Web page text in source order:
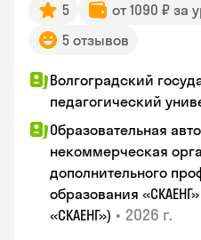
5 от 1090 ₽ за
5 отзывов
Волгоградский
педагогический
Образовательная
некоммерческая
дополнительного
образования
«СКАЕНГ») • 2026 г.